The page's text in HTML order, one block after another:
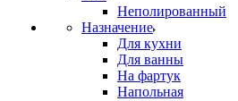
Неполированный
Назначение
Для кухни
Для ванны
На фартук
Напольная